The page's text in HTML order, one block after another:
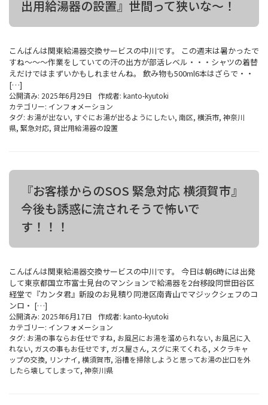
出用給湯器の設置』世間って狭いな～！
こんばんは関東給湯器交換サービスの中川です。 この週末は暑かったで
すね～～～作業をしていての汗の出方が部活レベル・・・シャツの着替
えだけではまずいかもしれませんね。 飲み物も500ml6本はざらで・・
[…]
公開済み: 2025年6月29日 作成者: kanto-kyutoki
カテゴリー: インフォメーション
タグ: お湯が出ない, すぐにお湯が出るようにしたい, 南区, 横浜市, 神奈川
県, 緊急対応, 貸出用給湯器の設置
『お客様からのSOS 緊急対応 横須賀市』
今後も誘惑に流されそうで怖いで
す！！！
こんばんは関東給湯器交換サービスの中川です。 今日は朝6時には出発
して東京都国立市富士見台のマンションで給湯器を2台移設同世田谷区
経堂で『カンタ君』新設のお見積り同港区南青山でマジックシェフのコ
ンロ・ […]
公開済み: 2025年6月17日 作成者: kanto-kyutoki
カテゴリー: インフォメーション
タグ: お湯の事ならお任せですね, お風呂にお湯を溜められない, お風呂に入
れない, ガスの事もお任せです, ガス屋さん, スグに来てくれる, メクラキャ
ップの交換, リンナイ, 横須賀市, 浴槽を掃除しようと思ってお湯の出口を外
したら壊してしまって, 神奈川県